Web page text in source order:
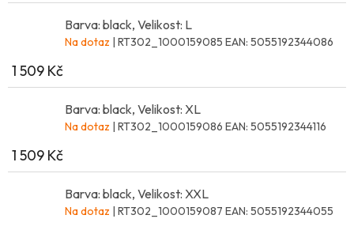
Barva: black, Velikost: L
Na dotaz | RT302_1000159085 EAN: 5055192344086
1 509 Kč
Barva: black, Velikost: XL
Na dotaz | RT302_1000159086 EAN: 5055192344116
1 509 Kč
Barva: black, Velikost: XXL
Na dotaz | RT302_1000159087 EAN: 5055192344055